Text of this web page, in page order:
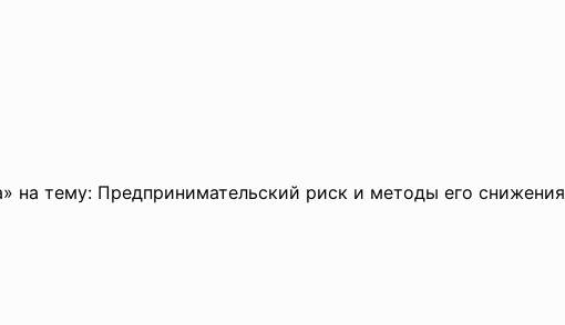
на тему: Предпринимательский риск и методы его снижения